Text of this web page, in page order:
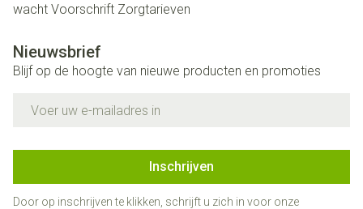
wacht Voorschrift Zorgtarieven
Nieuwsbrief
Blijf op de hoogte van nieuwe producten en promoties
Inschrijven
Door op inschrijven te klikken, schrijft u zich in voor onze